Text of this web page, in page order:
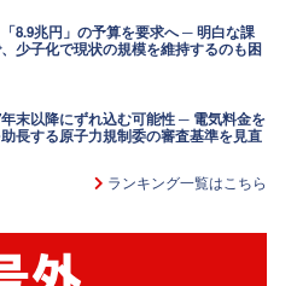
8.9兆円」の予算を要求へ ─ 明白な課
少子化で現状の規模を維持するのも困
末以降にずれ込む可能性 ─ 電気料金を
長する原子力規制委の審査基準を見直
ランキング一覧はこちら